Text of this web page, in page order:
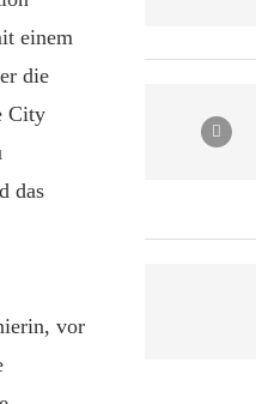
einem
die
City
das
vor